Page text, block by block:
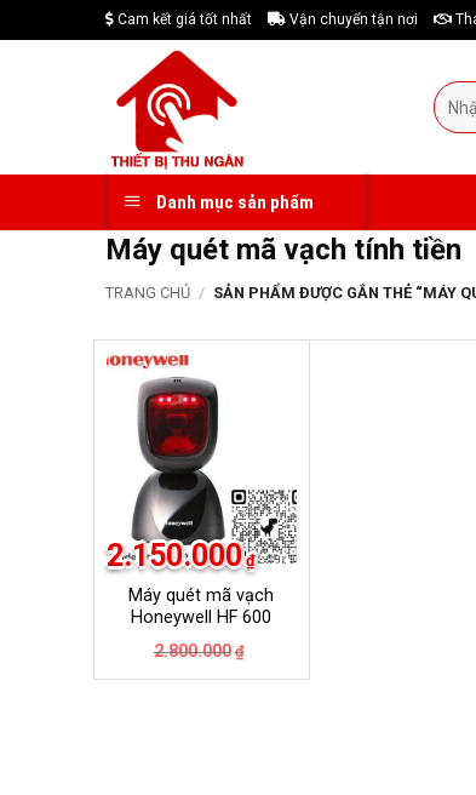
to
Cam kết giá tốt nhất Vận chuyển tận nơi
Tìm
kiếm:
Danh mục sản phẩm
Máy quét mã vạch tính tiền
TRANG CHỦ / SẢN PHẨM ĐƯỢC GẮN THẺ “MÁY
Máy quét mã vạch
Honeywell HF 600
2.800.000 ₫
là:
2.150.000 ₫
tại